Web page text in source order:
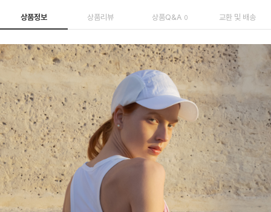
상품정보 상품리뷰 상품Q&A 0 교환 및 배송